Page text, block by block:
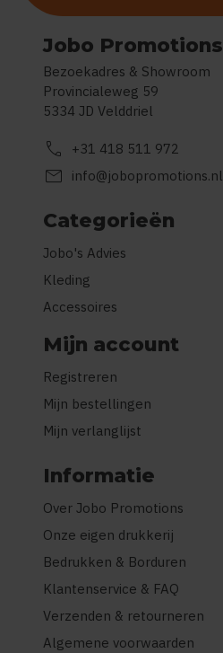
Jobo Promotions
Bezoekadres & Showroom
Provincialeweg 59
5334 JD Velddriel
call +31 418 511 972
mail info@jobopromotions.nl
Categorieën
Jobo's Advies
Kleding
Accessoires
Mijn account
Registreren
Mijn bestellingen
Mijn verlanglijst
Informatie
Over Jobo Promotions
Onze eigen drukkerij
Bedrukken & Borduren
Klantenservice & FAQ
Verzenden & retourneren
Algemene voorwaarden